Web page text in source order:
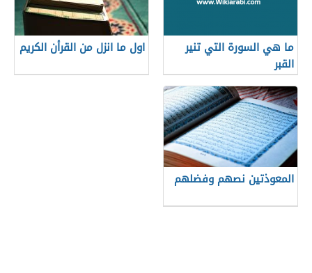
ما هي السورة التي تنير
القبر
اول ما انزل من القرأن الكريم
المعوذتين نصهم وفضلهم